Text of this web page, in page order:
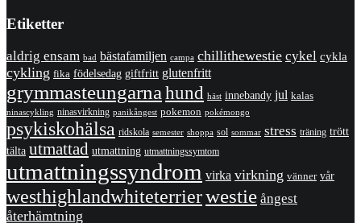
Etiketter
aldrig ensam bad bästafamiljen campa chillithewestie cykel cykla
cykling fika födelsedag giftfritt glutenfritt
grymmasteungarna hund häst innebandy jul kalas
ninascykling ninasvirkning panikångest pokemon pokémongo
psykiskohälsa ridskola semester shoppa sol sommar stress träning trött
tälta utmattad utmattning utmattningssymtom
utmattningssyndrom virka virkning vänner vår
westhighlandwhiteterrierwestie ångest
återhämtning